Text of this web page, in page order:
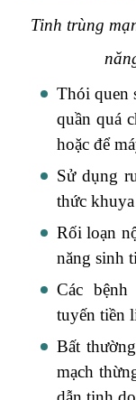
Tinh trùng
Thói quen
quần quá
hoặc để
Sử dụng
thức
Rối loạn
năng sinh
Các
tuyến tiền
Bất
mạch